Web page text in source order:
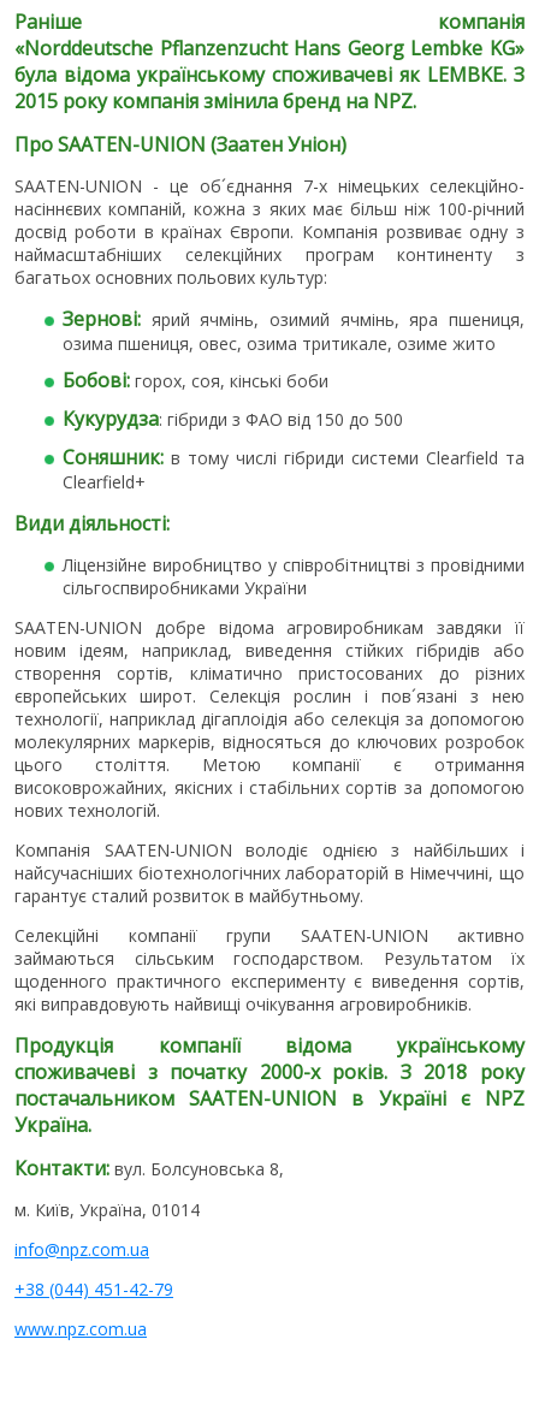
Раніше компанія
«Norddeutsche Pflanzenzucht Hans Georg Lembke KG»
була відома українському споживачеві як LEMBKE. З
2015 року компанія змінила бренд на NPZ.
Про SAATEN-UNION (Заатен Уніон)
SAATEN-UNION - це об´єднання 7-х німецьких селекційно-
насіннєвих компаній, кожна з яких має більш ніж 100-річний
досвід роботи в країнах Європи. Компанія розвиває одну з
наймасштабніших селекційних програм континенту з
багатьох основних польових культур:
Зернові: ярий ячмінь, озимий ячмінь, яра пшениця,
озима пшениця, овес, озима тритикале, озиме жито
Бобові: горох, соя, кінські боби
Кукурудза: гібриди з ФАО від 150 до 500
Соняшник: в тому числі гібриди системи Clearfield та
Clearfield+
Види діяльності:
Ліцензійне виробництво у співробітництві з провідними
сільгоспвиробниками України
SAATEN-UNION добре відома агровиробникам завдяки її
новим ідеям, наприклад, виведення стійких гібридів або
створення сортів, кліматично пристосованих до різних
європейських широт. Селекція рослин і пов´язані з нею
технології, наприклад дігаплоідія або селекція за допомогою
молекулярних маркерів, відносяться до ключових розробок
цього століття. Метою компанії є отримання
високоврожайних, якісних і стабільних сортів за допомогою
нових технологій.
Компанія SAATEN-UNION володіє однією з найбільших і
найсучасніших біотехнологічних лабораторій в Німеччині, що
гарантує сталий розвиток в майбутньому.
Селекційні компанії групи SAATEN-UNION активно
займаються сільським господарством. Результатом їх
щоденного практичного експерименту є виведення сортів,
які виправдовують найвищі очікування агровиробників.
Продукція компанії відома українському
споживачеві з початку 2000-х років. З 2018 року
постачальником SAATEN-UNION в Україні є NPZ
Україна.
Контакти: вул. Болсуновська 8,
м. Київ, Україна, 01014
info@npz.com.ua
+38 (044) 451-42-79
www.npz.com.ua